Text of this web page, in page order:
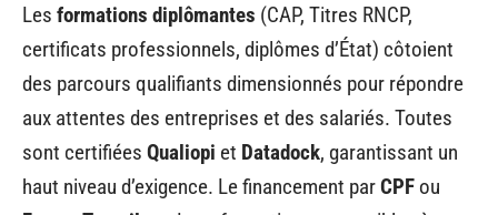
Les formations diplômantes (CAP, Titres RNCP,
certificats professionnels, diplômes d’État) côtoient
des parcours qualifiants dimensionnés pour répondre
aux attentes des entreprises et des salariés. Toutes
sont certifiées Qualiopi et Datadock, garantissant un
haut niveau d’exigence. Le financement parCPF ou